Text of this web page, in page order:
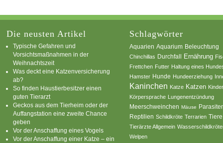
Die neusten Artikel
Typische Gefahren und
Vorsichtsmaßnahmen in der
Weihnachtszeit
Was deckt eine Katzenversicherung
ab?
So finden Haustierbesitzer einen
guten Tierarzt
Geckos aus dem Tierheim oder der
Auffangstation eine zweite Chance
geben
Vor der Anschaffung eines Vogels
Vor der Anschaffung einer Katze – ein
Schlagwörter
Aquarien Aquarium Beleuchtung
Chinchillas Durchfall Ernährung
Frettchen Futter Haltung eines
Hamster Hunde Hundeerziehung
Kaninchen Katze Katzen
Körpersprache
Lungenentzündung
Meerschweinchen Mäuse
Reptilien Schildkröte Terrarien Tiere
Tierärzte Allgemein
Welpen